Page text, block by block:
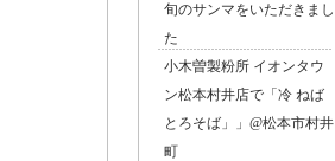
旬のサンマをいただきまし
た
小木曽製粉所 イオンタウ
ン松本村井店で「冷 ねば
とろそば」」@松本市村井
町